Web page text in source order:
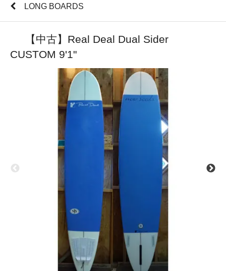
LONG BOARDS
【中古】Real Deal Dual Sider
CUSTOM 9'1"